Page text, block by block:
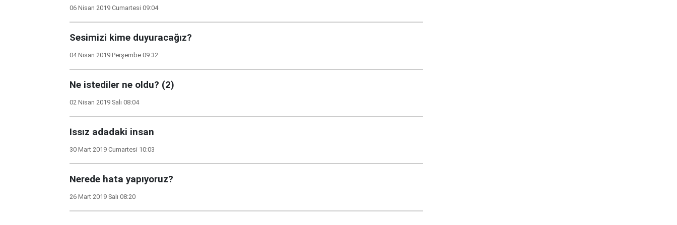
06 Nisan 2019 Cumartesi 09:04
Sesimizi kime duyuracağız?
04 Nisan 2019 Perşembe 09:32
Ne istediler ne oldu? (2)
02 Nisan 2019 Salı 08:04
Issız adadaki insan
30 Mart 2019 Cumartesi 10:03
Nerede hata yapıyoruz?
26 Mart 2019 Salı 08:20